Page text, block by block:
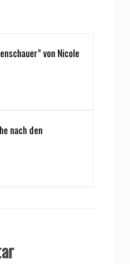
von Nicole
nach den